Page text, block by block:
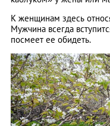
К женщинам здесь
Мужчина всегда
посмеет ее обидеть.